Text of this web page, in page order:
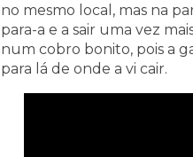
no mesmo local, mas na
para-a e a sair uma vez
num cobro bonito, pois a
para lá de onde a vi cair.